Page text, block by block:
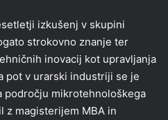
izkušenj v skupini
strokovno znanje ter
inovacij kot upravljanja
pot v urarski industriji se je
področju mikrotehnološkega
z magisterijem MBA in